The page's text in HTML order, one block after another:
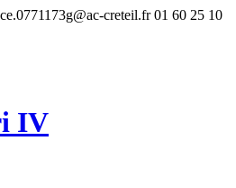
ce.0771173g@ac-creteil.fr 01 60 25 10
IV